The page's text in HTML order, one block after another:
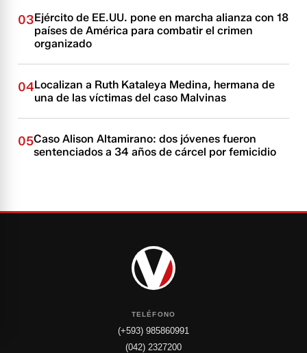
03Ejército de EE.UU. pone en marcha alianza con 18
países de América para combatir el crimen
organizado
04Localizan a Ruth Kataleya Medina, hermana de
una de las víctimas del caso Malvinas
05Caso Alison Altamirano: dos jóvenes fueron
sentenciados a 34 años de cárcel por femicidio
TELÉFONO
(+593) 985860991
(042) 2327200